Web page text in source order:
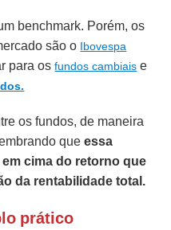
benchmark. Porém, os
são o Ibovespa
para osfundos cambiais e
os fundos, de maneira
queessa
cima do retorno que
da rentabilidade total.
prático